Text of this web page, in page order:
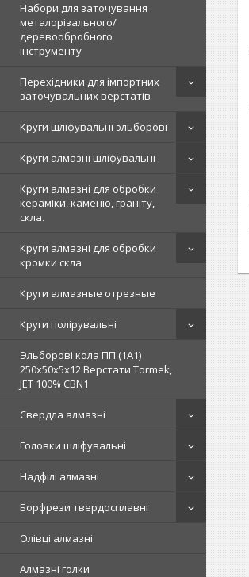
Набори для заточування
металорізального/
деревообробного
інструменту
Перехідники для імпортних
заточувальних верстатів
Круги шліфувальні эльборові
Круги алмазні шліфувальні
Круги алмазні для обробки
кераміки, каменю, граніту,
скла.
Круги алмазні для обробки
кромки скла
Круги алмазные отрезные
Круги полірувальні
Эльборові кола ПП (1А1)
250х50х5х12 Верстати Tormek,
JET 100% СВN1
Свердла алмазні
Головки шліфувальні
Надфілі алмазні
Борфрези твердосплавні
Олівці алмазні
Алмазні голки